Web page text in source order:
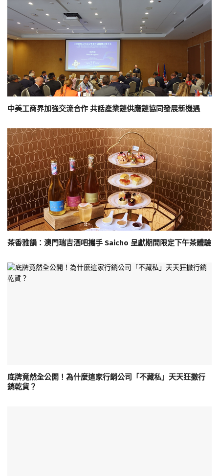
中美工商界加強交流合作 共話產業鏈供應鏈協同發展新機遇
茶香雅韻：澳門瑞吉酒吧攜手 Saicho 呈獻期間限定下午茶體驗
底牌竟然全公開！為什麼這家行銷公司「不藏私」天天狂撒行
銷乾貨？